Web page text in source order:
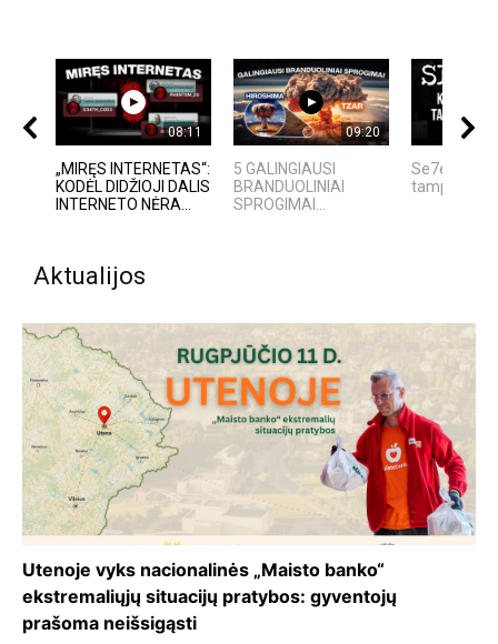
08:11
„MIRĘS INTERNETAS“:
KODĖL DIDŽIOJI DALIS
INTERNETO NĖRA...
09:20
5 GALINGIAUSI
BRANDUOLINIAI
SPROGIMAI...
Se7en –
tampa
Aktualijos
Utenoje vyks nacionalinės „Maisto banko“
ekstremaliųjų situacijų pratybos: gyventojų
prašoma neišsigąsti